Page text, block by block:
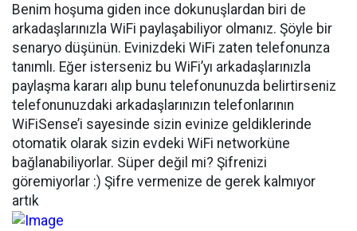
Benim hoşuma giden ince dokunuşlardan biri de
arkadaşlarınızla WiFi paylaşabiliyor olmanız. Şöyle bir
senaryo düşünün. Evinizdeki WiFi zaten telefonunza
tanımlı. Eğer isterseniz bu WiFi’yı arkadaşlarınızla
paylaşma kararı alıp bunu telefonunuzda belirtirseniz
telefonunuzdaki arkadaşlarınızın telefonlarının
WiFiSense’i sayesinde sizin evinize geldiklerinde
otomatik olarak sizin evdeki WiFi networküne
bağlanabiliyorlar. Süper değil mi? Şifrenizi
göremiyorlar :) Şifre vermenize de gerek kalmıyor
artık